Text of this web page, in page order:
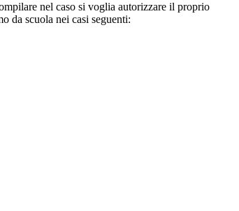
nel caso si voglia autorizzare il proprio
da scuola nei casi seguenti: